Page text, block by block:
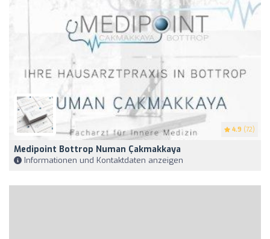
4.9 (72)
Medipoint Bottrop Numan Çakmakkaya
Informationen und Kontaktdaten anzeigen